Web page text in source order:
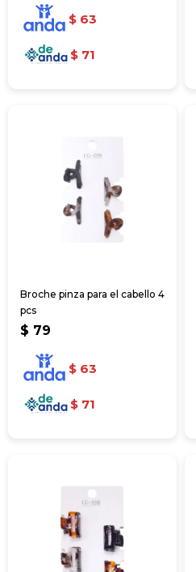
$ 63
$ 71
Broche pinza para el cabello 4
pcs
$ 79
$ 63
$ 71